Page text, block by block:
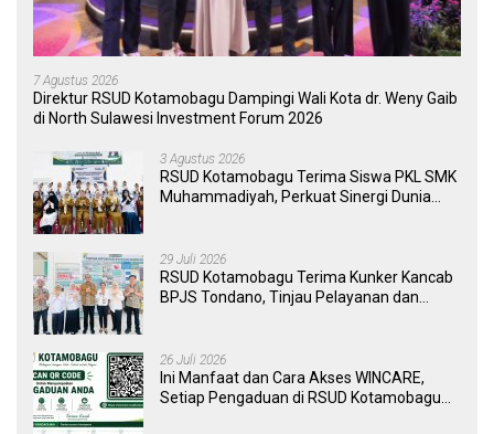
7 Agustus 2026
Direktur RSUD Kotamobagu Dampingi Wali Kota dr. Weny Gaib
di North Sulawesi Investment Forum 2026
3 Agustus 2026
RSUD Kotamobagu Terima Siswa PKL SMK
Muhammadiyah, Perkuat Sinergi Dunia
29 Juli 2026
RSUD Kotamobagu Terima Kunker Kancab
BPJS Tondano, Tinjau Pelayanan dan
26 Juli 2026
Ini Manfaat dan Cara Akses WINCARE,
Setiap Pengaduan di RSUD Kotamobagu